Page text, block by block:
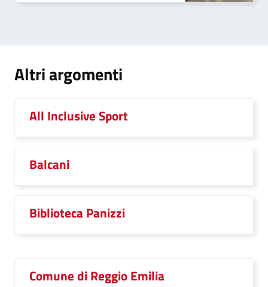
Altri argomenti
All Inclusive Sport
Balcani
Biblioteca Panizzi
Comune di Reggio Emilia